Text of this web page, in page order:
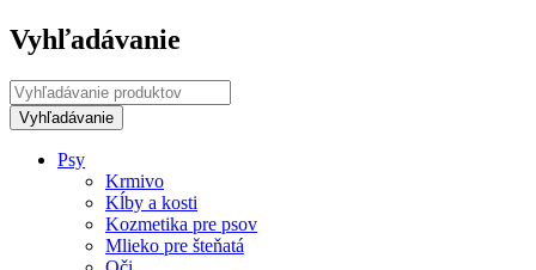
Vyhľadávanie
Psy
Krmivo
Kĺby a kosti
Kozmetika pre psov
Mlieko pre šteňatá